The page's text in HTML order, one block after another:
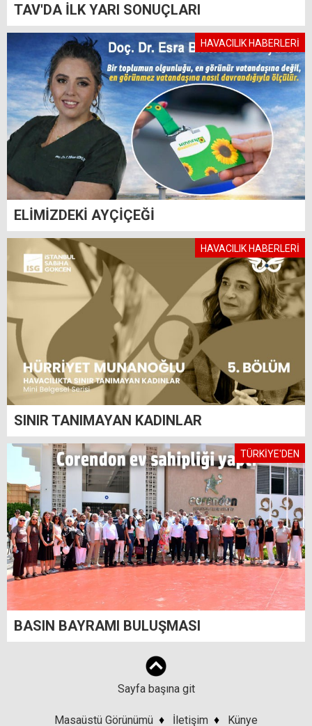
TAV'DA İLK YARI SONUÇLARI
HAVACILIK HABERLERİ
ELİMİZDEKİ AYÇİÇEĞİ
HAVACILIK HABERLERİ
SINIR TANIMAYAN KADINLAR
TÜRKİYE'DEN
BASIN BAYRAMI BULUŞMASI
Sayfa başına git
Masaüstü Görünümü ♦ İletişim ♦ Künye